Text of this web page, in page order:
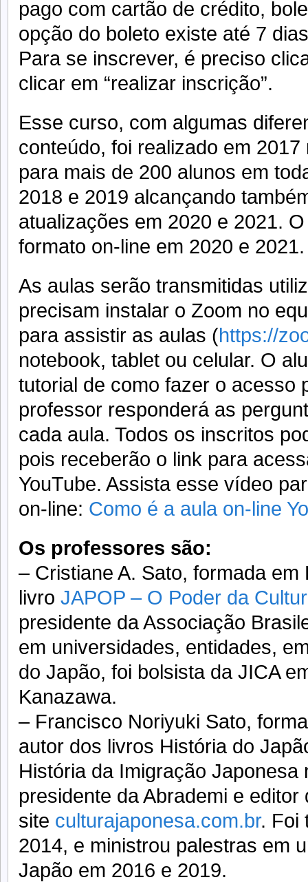
pago com cartão de crédito,
opção do boleto existe até 7
Para se inscrever, é preciso
clicar em “realizar inscrição”.
Esse curso, com algumas
conteúdo, foi realizado em
para mais de 200 alunos em
2018 e 2019 alcançando
atualizações em 2020 e 2021.
formato on-line em 2020 e 2021.
As aulas serão transmitidas
precisam instalar o Zoom no
para assistir as aulas (https://
notebook, tablet ou celular. O
tutorial de como fazer o acesso
professor responderá as
cada aula. Todos os inscritos
pois receberão o link para
YouTube. Assista esse vídeo
on-line: Como é a aula on-line
Os professores são:
– Cristiane A. Sato, formada em
livro JAPOP – O Poder da
presidente da Associação
em universidades, entidades,
do Japão, foi bolsista da JICA
Kanazawa.
– Francisco Noriyuki Sato,
autor dos livros História do
História da Imigração
presidente da Abrademi e editor
site culturajaponesa.com.br. Foi
2014, e ministrou palestras em
Japão em 2016 e 2019.